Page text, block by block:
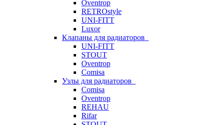
Oventrop
RETROstyle
UNI-FITT
Luxor
Клапаны для радиаторов
UNI-FITT
STOUT
Oventrop
Comisa
Узлы для радиаторов
Comisa
Oventrop
REHAU
Rifar